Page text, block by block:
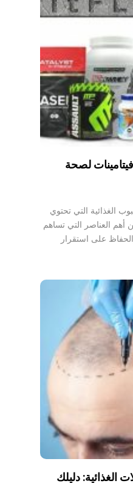
لصحة
الغذائية التي تحتوي
أهم العناصر التي تساهم
على استقرار
الغذائية: دليلك